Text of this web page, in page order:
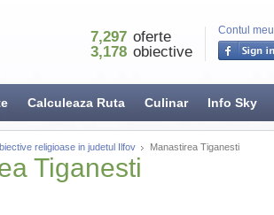
Contul meu
7,297 oferte
3,178 obiective
Calculeaza Ruta Culinar Info Sky
religioase in judetul Ilfov Manastirea Tiganesti
Tiganesti